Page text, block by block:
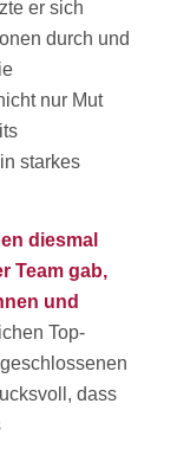
er sich
durch und
nur Mut
starkes
diesmal
Team gab,
und
Top-
dass